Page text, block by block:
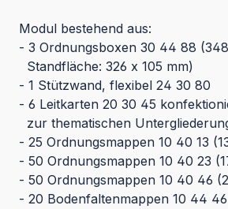
Modul bestehend aus:
- 3 Ordnungsboxen 30 44 88
Standfläche: 326 x 105 mm)
- 1 Stützwand, flexibel 24 30 80
- 6 Leitkarten 20 30 45
zur thematischen
- 25 Ordnungsmappen 10 40 13
- 50 Ordnungsmappen 10 40 23
- 50 Ordnungsmappen 10 40 46
- 20 Bodenfaltenmappen 10 44